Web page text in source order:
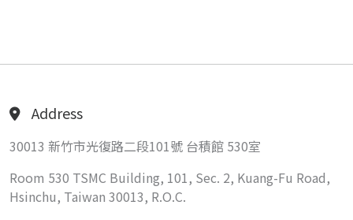
Address
30013 新竹市光復路二段101號 台積館 530室
Room 530 TSMC Building, 101, Sec. 2, Kuang-Fu Road,
Hsinchu, Taiwan 30013, R.O.C.